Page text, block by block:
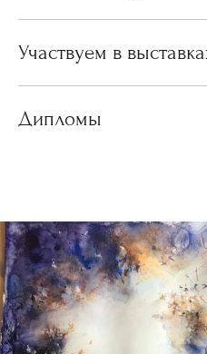
Участвуем в
Дипломы